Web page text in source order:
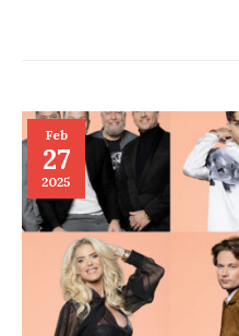
Feb
27
2025